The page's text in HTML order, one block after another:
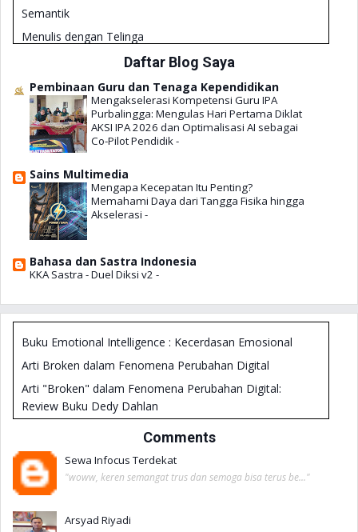
Formulir Penilaian Kinerja Kepala SMP 2018
Panduan Literasi Digital Untuk Kepala Sekolah
Pengembangan Rencana Kerja Sekolah (RKS)
Diklat Penguatan Kepala Sekolah 2019
Semantik
Menulis dengan Telinga
Kiat Menulis Karya Ilmiah dalam Bahasa Inggris
Mencerna Buku Teks Bahasa Inggris Melalui Pemahaman
Gramatika
101 Penulis Kaya, Asli Indonesia
Kesalahan-kesalahan dalam Belajar Bahasa Inggris
Daftar Blog Saya
Pembinaan Guru dan Tenaga Kependidikan
Mengakselerasi Kompetensi Guru IPA
Purbalingga: Mengulas Hari Pertama Diklat
AKSI IPA 2026 dan Optimalisasi AI sebagai
Co-Pilot Pendidik-
Sains Multimedia
Mengapa Kecepatan Itu Penting?
Memahami Daya dari Tangga Fisika hingga
Akselerasi -
Bahasa dan Sastra Indonesia
KKA Sastra - Duel Diksi v2 -
Buku Emotional Intelligence : Kecerdasan Emosional
Arti Broken dalam Fenomena Perubahan Digital
Arti "Broken" dalam Fenomena Perubahan Digital:
Review Buku Dedy Dahlan
Buku Good is not Enough
Siapa Bilang Gamers Tidak Bisa Sukses?
Mengasah Paradigma Pembelajar
Melihat Aura Dalam Waktu 60 Detik
Teacherpreneur : Jurus Cerdas Menjadi Guru Makmur &
Comments
Sewa Infocus Terdekat
"woww, keren semangat trus dan semoga bisa terus be..."
Arsyad Riyadi